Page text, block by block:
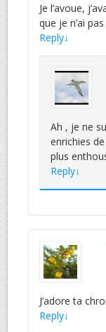
Je l’avoue,
que je n’ai
Reply↓
Ah , je ne
enrichies
plus
Reply↓
J’adore ta
Reply↓